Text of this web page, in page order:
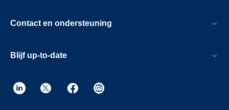
Contact en ondersteuning
Blijf up-to-date